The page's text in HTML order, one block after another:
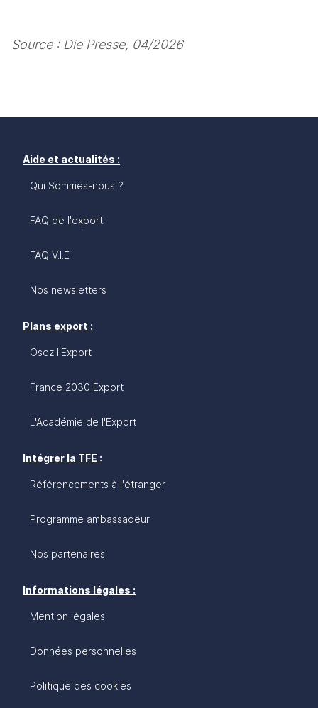
Source : Die Presse, 04/2026
Aide et actualités :
Qui Sommes-nous ?
FAQ de l'export
FAQ V.I.E
Nos newsletters
Plans export :
Osez l'Export
France 2030 Export
L'Académie de l'Export
Intégrer la TFE :
Référencements à l'étranger
Programme ambassadeur
Nos partenaires
Informations légales :
Mention légales
Données personnelles
Politique des cookies